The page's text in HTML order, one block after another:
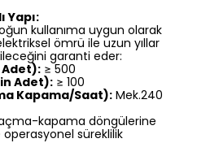
Yapı:
kullanıma uygun olarak
ömrü ile uzun yıllar
garanti eder:
Adet): ≥ 500
Adet): ≥ 100
Kapama/Saat): Mek.240
açma-kapama döngülerine
operasyonel süreklilik